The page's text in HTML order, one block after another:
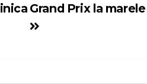
Grand Prix la